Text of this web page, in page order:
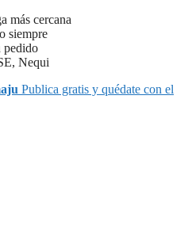
más cercana
siempre
pedido
Nequi
Publica gratis y quédate con el